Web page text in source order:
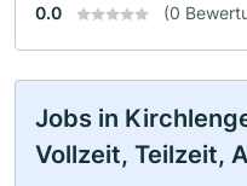
0.0 (0
Jobs in
Vollzeit, Teilzeit,